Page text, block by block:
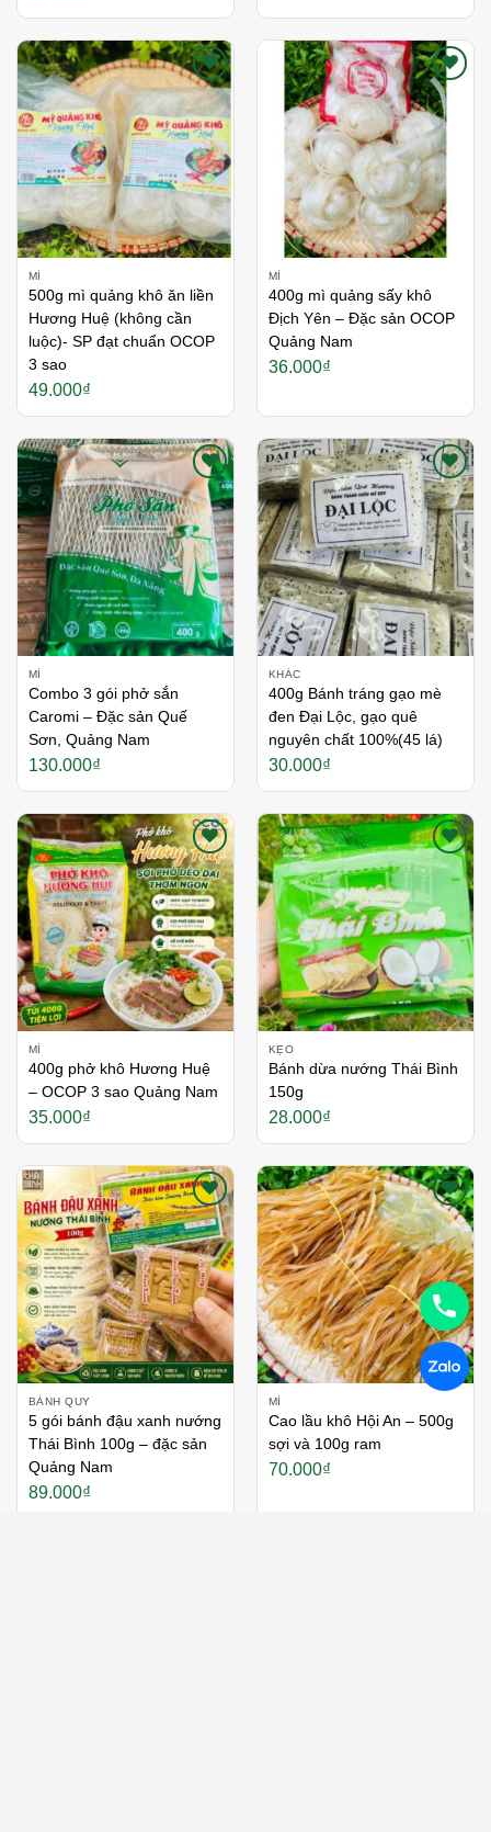
Thích
MÌ
500g mì quảng khô ăn liền
Hương Huệ (không cần
luộc)- SP đạt chuẩn OCOP
3 sao
49.000₫
Thích
MÌ
400g mì quảng sấy khô
Địch Yên – Đặc sản OCOP
Quảng Nam
36.000₫
Thích
MÌ
Combo 3 gói phở sắn
Caromi – Đặc sản Quế
Sơn, Quảng Nam
130.000₫
Thích
KHÁC
400g Bánh tráng gạo mè
đen Đại Lộc, gạo quê
nguyên chất 100%(45 lá)
30.000₫
Thích
MÌ
400g phở khô Hương Huệ
– OCOP 3 sao Quảng Nam
35.000₫
Thích
KẸO
Bánh dừa nướng Thái Bình
150g
28.000₫
Thích
BÁNH QUY
5 gói bánh đậu xanh nướng
Thái Bình 100g – đặc sản
Quảng Nam
89.000₫
Thích
MÌ
Cao lầu khô Hội An – 500g
sợi và 100g ram
70.000₫